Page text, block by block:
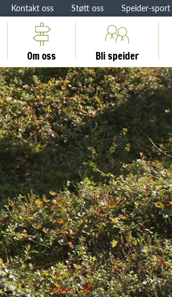
Kontakt oss Støtt oss Speider-sport
Om oss Bli speider